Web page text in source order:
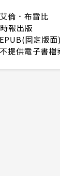
艾倫．布雷比
時報出版
EPUB(固定版面)
不提供電子書檔